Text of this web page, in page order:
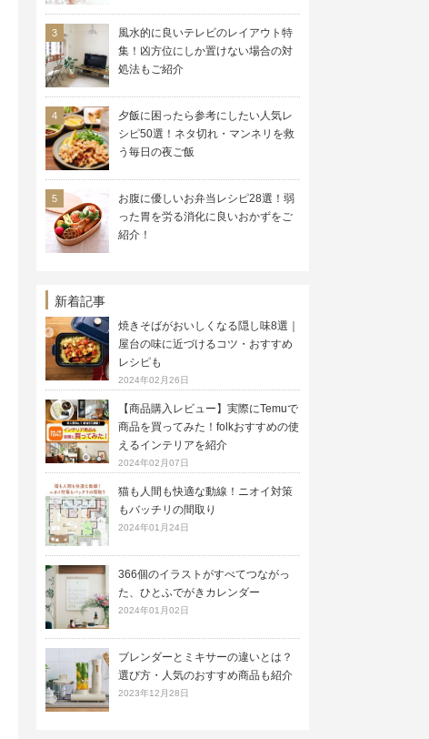
風水的に良いテレビのレイアウト特
集！凶方位にしか置けない場合の対
処法もご紹介
夕飯に困ったら参考にしたい人気レ
シピ50選！ネタ切れ・マンネリを救
う毎日の夜ご飯
お腹に優しいお弁当レシピ28選！弱
った胃を労る消化に良いおかずをご
紹介！
新着記事
焼きそばがおいしくなる隠し味8選｜
屋台の味に近づけるコツ・おすすめ
レシピも
2024年02月26日
【商品購入レビュー】実際にTemuで
商品を買ってみた！folkおすすめの使
えるインテリアを紹介
2024年02月07日
猫も人間も快適な動線！ニオイ対策
もバッチリの間取り
2024年01月24日
366個のイラストがすべてつながっ
た、ひとふでがきカレンダー
2024年01月02日
ブレンダーとミキサーの違いとは？
選び方・人気のおすすめ商品も紹介
2023年12月28日